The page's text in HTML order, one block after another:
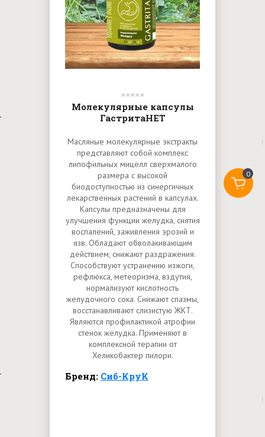
Молекулярные капсулы
ГастритаНЕТ
Масляные молекулярные экстракты
представляют собой комплекс
липофильных мицелл сверхмалого
размера с высокой
биодоступностью из синергичных
лекарственных растений в капсулах.
Капсулы предназначены для
улучшения функции желудка, снятия
воспалений, заживления эрозий и
язв. Обладают обволакивающим
действием, снижают раздражения.
Способствуют устранению изжоги,
рефлюкса, метеоризма, вздутия,
нормализуют кислотность
желудочного сока. Снижают спазмы,
восстанавливают слизистую ЖКТ.
Являются профилактикой атрофии
стенок желудка. Применяют в
комплексной терапии от
Хеликобактер пилори.
Бренд: Сиб-КруК
0